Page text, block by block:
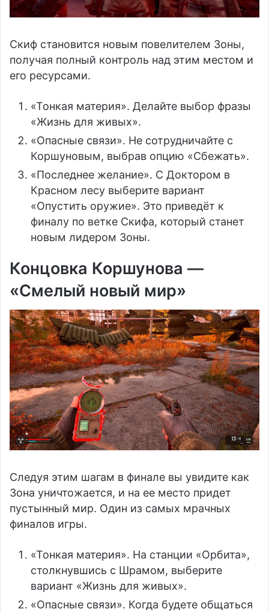
Скиф становится новым повелителем Зоны,
получая полный контроль над этим местом и
его ресурсами.
«Тонкая материя». Делайте выбор фразы
«Жизнь для живых».
«Опасные связи». Не сотрудничайте с
Коршуновым, выбрав опцию «Сбежать».
«Последнее желание». С Доктором в
Красном лесу выберите вариант
«Опустить оружие». Это приведёт к
финалу по ветке Скифа, который станет
новым лидером Зоны.
Концовка Коршунова —
«Смелый новый мир»
Следуя этим шагам в финале вы увидите как
Зона уничтожается, и на ее место придет
пустынный мир. Один из самых мрачных
финалов игры.
«Тонкая материя». На станции «Орбита»,
столкнувшись с Шрамом, выберите
вариант «Жизнь для живых».
«Опасные связи». Когда будете общаться